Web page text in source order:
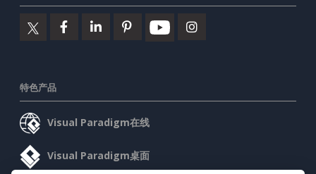
特色产品
Visual Paradigm在线
Visual Paradigm桌面